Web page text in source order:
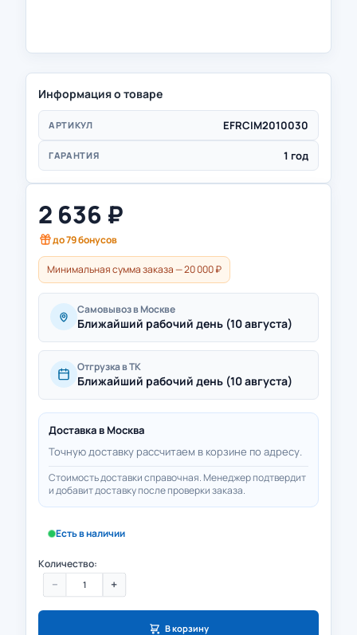
Информация о товаре
АРТИКУЛ EFRCIM2010030
ГАРАНТИЯ 1 год
2 636 ₽
до79бонусов
Минимальная сумма заказа — 20 000 ₽
Самовывоз в Москве
Ближайший рабочий день (10 августа)
Отгрузка в ТК
Ближайший рабочий день (10 августа)
Доставка в Москва
Точную доставку рассчитаем в корзине по адресу.
Стоимость доставки справочная. Менеджер подтвердит
и добавит доставку после проверки заказа.
Есть в наличии
Количество:
− +
В корзину